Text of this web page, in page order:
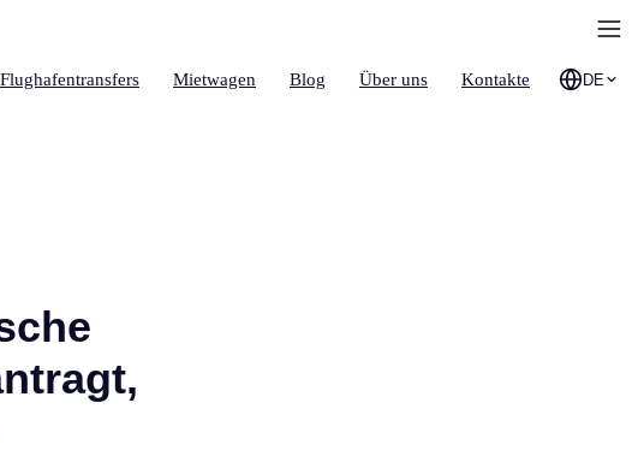
Flughafentransfers Mietwagen Blog Über uns Kontakte DE